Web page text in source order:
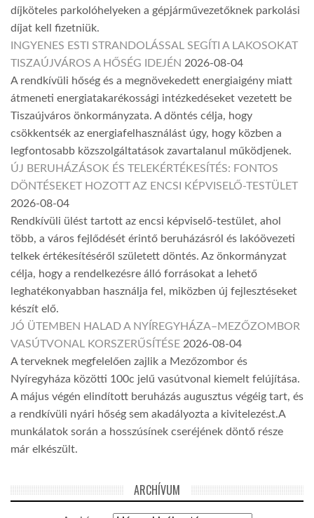
díjköteles parkolóhelyeken a gépjárművezetőknek parkolási
díjat kell fizetniük.
INGYENES ESTI STRANDOLÁSSAL SEGÍTI A LAKOSOKAT
TISZAÚJVÁROS A HŐSÉG IDEJÉN 2026-08-04
A rendkívüli hőség és a megnövekedett energiaigény miatt
átmeneti energiatakarékossági intézkedéseket vezetett be
Tiszaújváros önkormányzata. A döntés célja, hogy
csökkentsék az energiafelhasználást úgy, hogy közben a
legfontosabb közszolgáltatások zavartalanul működjenek.
ÚJ BERUHÁZÁSOK ÉS TELEKÉRTÉKESÍTÉS: FONTOS
DÖNTÉSEKET HOZOTT AZ ENCSI KÉPVISELŐ-TESTÜLET
2026-08-04
Rendkívüli ülést tartott az encsi képviselő-testület, ahol
több, a város fejlődését érintő beruházásról és lakóövezeti
telkek értékesítéséről született döntés. Az önkormányzat
célja, hogy a rendelkezésre álló forrásokat a lehető
leghatékonyabban használja fel, miközben új fejlesztéseket
készít elő.
JÓ ÜTEMBEN HALAD A NYÍREGYHÁZA–MEZŐZOMBOR
VASÚTVONAL KORSZERŰSÍTÉSE 2026-08-04
A terveknek megfelelően zajlik a Mezőzombor és
Nyíregyháza közötti 100c jelű vasútvonal kiemelt felújítása.
A május végén elindított beruházás augusztus végéig tart, és
a rendkívüli nyári hőség sem akadályozta a kivitelezést.A
munkálatok során a hosszúsínek cseréjének döntő része
már elkészült.
ARCHÍVUM